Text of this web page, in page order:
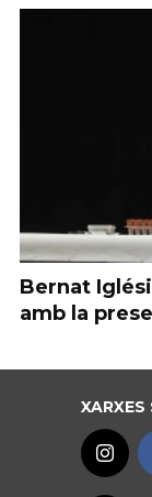
Bernat
amb la
XARXES